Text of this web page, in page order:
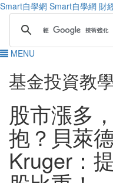
Smart自學網 Smart自學網 財
MENU
基金投資教
股市漲多
抱？貝萊
Kruger：